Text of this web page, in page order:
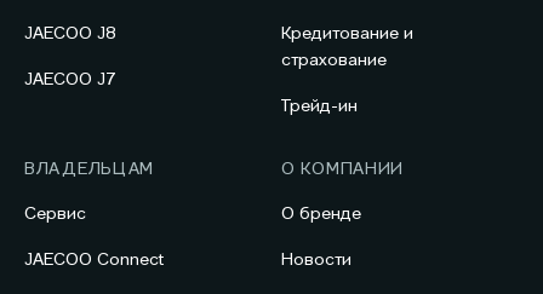
JAECOO J8
JAECOO J7
Кредитование и
страхование
Трейд-ин
ВЛАДЕЛЬЦАМ
Сервис
JAECOO Connect
О КОМПАНИИ
О бренде
Новости